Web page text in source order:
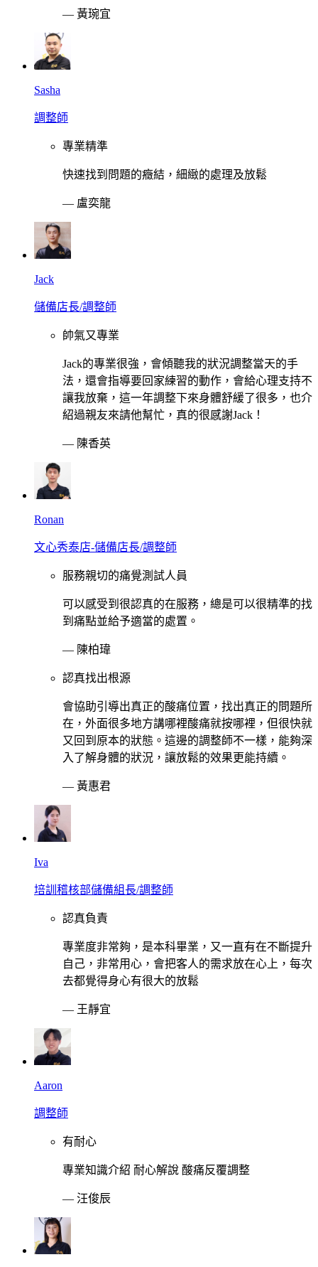
— 黃琬宜
Sasha
調整師
專業精準
快速找到問題的癥結，細緻的處理及放鬆
— 盧奕龍
Jack
儲備店長/調整師
帥氣又專業
Jack的專業很強，會傾聽我的狀況調整當天的手
法，還會指導要回家練習的動作，會給心理支持不
讓我放棄，這一年調整下來身體舒緩了很多，也介
紹過親友來請他幫忙，真的很感謝Jack！
— 陳香英
Ronan
文心秀泰店-儲備店長/調整師
服務親切的痛覺測試人員
可以感受到很認真的在服務，總是可以很精準的找
到痛點並給予適當的處置。
— 陳柏瑋
認真找出根源
會協助引導出真正的酸痛位置，找出真正的問題所
在，外面很多地方講哪裡酸痛就按哪裡，但很快就
又回到原本的狀態。這邊的調整師不一樣，能夠深
入了解身體的狀況，讓放鬆的效果更能持續。
— 黃惠君
Iva
培訓稽核部儲備組長/調整師
認真負責
專業度非常夠，是本科畢業，又一直有在不斷提升
自己，非常用心，會把客人的需求放在心上，每次
去都覺得身心有很大的放鬆
— 王靜宜
Aaron
調整師
有耐心
專業知識介紹 耐心解說 酸痛反覆調整
— 汪俊辰